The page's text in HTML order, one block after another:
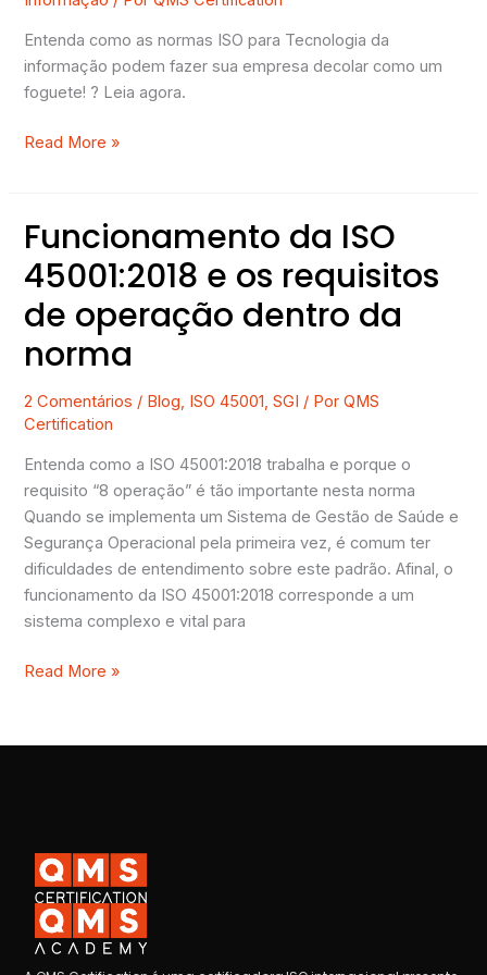
Entenda como as normas ISO para Tecnologia da
informação podem fazer sua empresa decolar como um
foguete! ? Leia agora.
Read More »
Funcionamento da ISO
45001:2018 e os requisitos
de operação dentro da
norma
2 Comentários / Blog, ISO 45001,SGI / PorQMS
Certification
Entenda como a ISO 45001:2018 trabalha e porque o
requisito “8 operação” é tão importante nesta norma
Quando se implementa um Sistema de Gestão de Saúde e
Segurança Operacional pela primeira vez, é comum ter
dificuldades de entendimento sobre este padrão. Afinal, o
funcionamento da ISO 45001:2018 corresponde a um
sistema complexo e vital para
Funcionamento
ISO
45001:2018
os
de
dentro
da
norma
Read More »